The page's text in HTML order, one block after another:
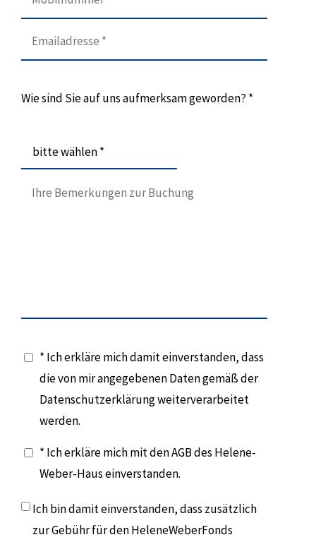
Wie sind Sie auf uns aufmerksam geworden? *
bitte wählen *
* Ich erkläre mich damit einverstanden, dass
die von mir angegebenen Daten gemäß der
Datenschutzerklärung weiterverarbeitet
werden.
* Ich erkläre mich mit den AGB des Helene-
Weber-Haus einverstanden.
Ich bin damit einverstanden, dass zusätzlich
zur Gebühr für den HeleneWeberFonds